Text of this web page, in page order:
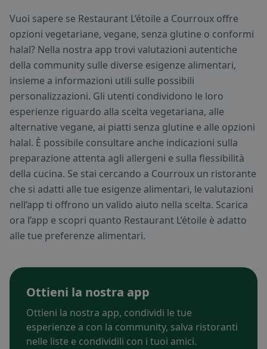
Vuoi sapere se Restaurant L’étoile a Courroux offre
opzioni vegetariane, vegane, senza glutine o conformi
halal? Nella nostra app trovi valutazioni autentiche
della community sulle diverse esigenze alimentari,
insieme a informazioni utili sulle possibili
personalizzazioni. Gli utenti condividono le loro
esperienze riguardo alla scelta vegetariana, alle
alternative vegane, ai piatti senza glutine e alle opzioni
halal. È possibile consultare anche indicazioni sulla
preparazione attenta agli allergeni e sulla flessibilità
della cucina. Se stai cercando a Courroux un ristorante
che si adatti alle tue esigenze alimentari, le valutazioni
nell’app ti offrono un valido aiuto nella scelta. Scarica
ora l’app e scopri quanto Restaurant L’étoile è adatto
alle tue preferenze alimentari.
Ottieni la nostra app
Ottieni la nostra app, condividi le tue
esperienze a con la community, salva ristoranti
nelle liste e condividili con i tuoi amici.